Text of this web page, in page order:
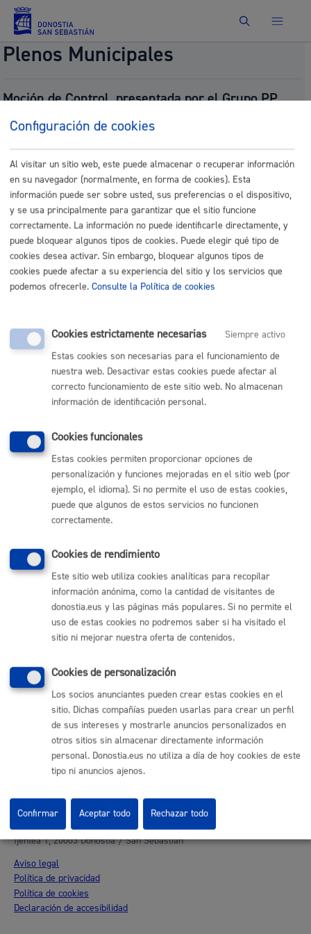
Buscar
Plenos Municipales
Moción de Control, presentada por el Grupo PP,
Número:2025/701
Presentado por:Grupo PP Taldea
Presentado el:07/18/2025
Fecha del pleno:07/24/2025
Tipo:Moción de Control
Resultado:Aprobado (puntuka bozkatuta. 1. punto
onartu da / votada por puntos. se aprueba el
punto 1)
Documentos
P_Moción Control Tasa Turística.pdf
Comunícate con el Ayuntamiento de Donostia / San
Sebastián
(gratuito desde Donostia / San Sebastián)
(+34) 943 481 000
Informar de un error en la web
Enlaces útiles
Ofertas de empleo
Perfil del contratante
Mapas - GeoDonostia
Sala de prensa
Mapa web
Otras páginas web corporativas
Donostia Kirola
Donostia Turismo
Fomento de San Sebastián
Síguenos en redes sociales
© Donostiako Udala - Ayuntamiento de Donostia / San Sebastián
Ijentea 1, 20003 Donostia / San Sebastián
Aviso legal
Política de privacidad
Política de cookies
Declaración de accesibilidad
Configuración de cookies
Al visitar un sitio web, este puede almacenar o recuperar información
en su navegador (normalmente, en forma de cookies). Esta
información puede ser sobre usted, sus preferencias o el dispositivo,
y se usa principalmente para garantizar que el sitio funcione
correctamente. La información no puede identificarle directamente, y
puede bloquear algunos tipos de cookies. Puede elegir qué tipo de
cookies desea activar. Sin embargo, bloquear algunos tipos de
cookies puede afectar a su experiencia del sitio y los servicios que
podemos ofrecerle. Consulte la Política de cookies
Cookies estrictamente necesarias
Siempre activo
Estas cookies son necesarias para el funcionamiento de
nuestra web. Desactivar estas cookies puede afectar al
correcto funcionamiento de este sitio web. No almacenan
información de identificación personal.
Cookies funcionales
Estas cookies permiten proporcionar opciones de
personalización y funciones mejoradas en el sitio web (por
ejemplo, el idioma). Si no permite el uso de estas cookies,
puede que algunos de estos servicios no funcionen
correctamente.
Cookies de rendimiento
Este sitio web utiliza cookies analíticas para recopilar
información anónima, como la cantidad de visitantes de
donostia.eus y las páginas más populares. Si no permite el
uso de estas cookies no podremos saber si ha visitado el
sitio ni mejorar nuestra oferta de contenidos.
Cookies de personalización
Los socios anunciantes pueden crear estas cookies en el
sitio. Dichas compañías pueden usarlas para crear un perfil
de sus intereses y mostrarle anuncios personalizados en
otros sitios sin almacenar directamente información
personal. Donostia.eus no utiliza a día de hoy cookies de este
tipo ni anuncios ajenos.
Rechazar todo
Confirmar Aceptar todo